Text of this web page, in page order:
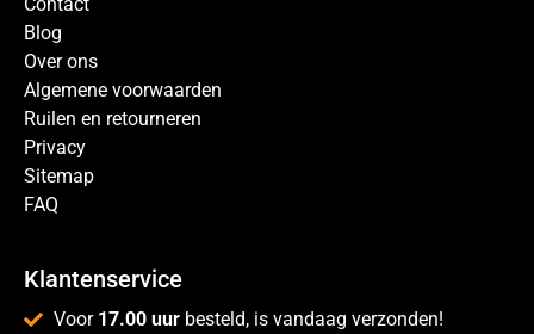
Blog
Over ons
Algemene voorwaarden
Ruilen en retourneren
Privacy
Sitemap
FAQ
Klantenservice
Voor 17.00 uur besteld, is vandaag verzonden!